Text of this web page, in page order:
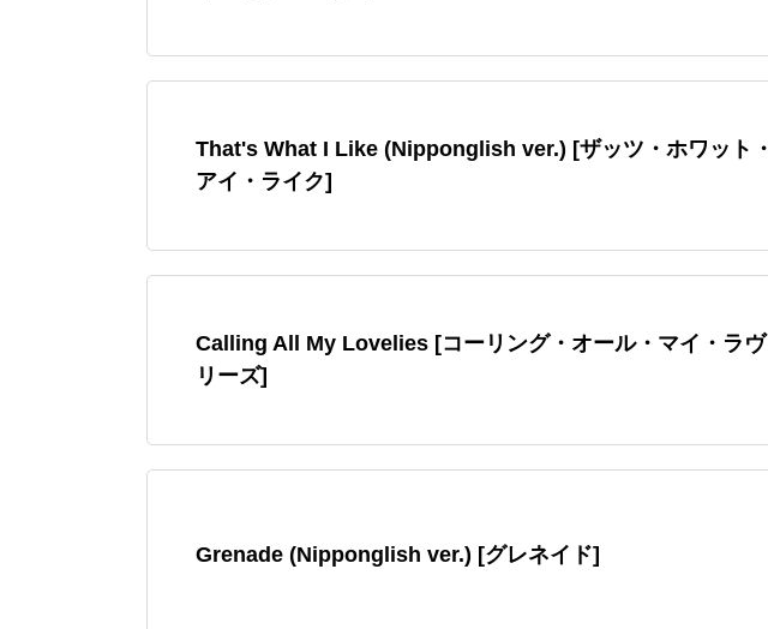
That's What I Like (Nipponglish ver.) [ザッツ・ホワット・
アイ・ライク]
Calling All My Lovelies [コーリング・オール・マイ・ラヴ
リーズ]
Grenade (Nipponglish ver.) [グレネイド]